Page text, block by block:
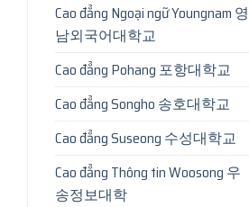
Cao đẳng Ngoại ngữ Youngnam 영
남외국어대학교
Cao đẳng Pohang 포항대학교
Cao đẳng Songho 송호대학교
Cao đẳng Suseong 수성대학교
Cao đẳng Thông tin Woosong 우
송정보대학